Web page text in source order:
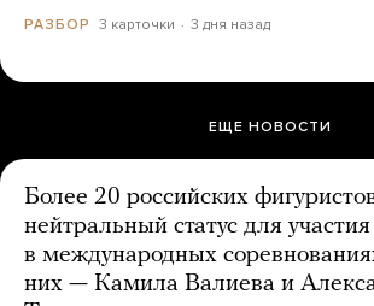
РАЗБОР 3 карточки 3 дня назад
ЕЩЕ НОВОСТИ
Более 20 российских
нейтральный статус для участия
в международных
них — Камила Валиева и